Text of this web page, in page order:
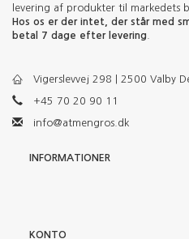
levering af produkter til markedets
Hos os er der intet, der står med
betal 7 dage efter levering
Vigerslevvej 298 | 2500 Valby
+45 70 20 90 11
info@atmengros.dk
INFORMATIONER
KONTO